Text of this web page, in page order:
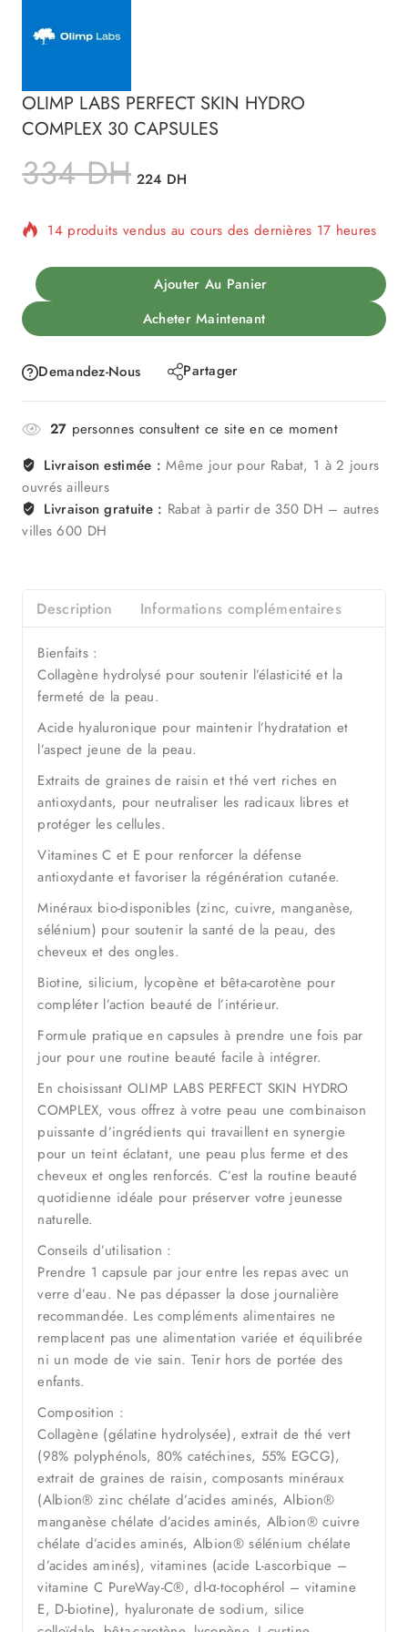
OLIMP LABS PERFECT SKIN HYDRO
COMPLEX 30 CAPSULES
334DH 224 DH
panier
Ajouter Au Panier
Acheter Maintenant
Demandez-Nous Partager
27 personnes consultent ce site en ce moment
Livraison estimée : Même jour pour Rabat, 1 à 2 jours
ouvrés ailleurs
Livraison gratuite : Rabat à partir de 350 DH – autres
villes 600 DH
Description Informations complémentaires
Bienfaits :
Collagène hydrolysé pour soutenir l’élasticité et la
fermeté de la peau.
Acide hyaluronique pour maintenir l’hydratation et
l’aspect jeune de la peau.
Extraits de graines de raisin et thé vert riches en
antioxydants, pour neutraliser les radicaux libres et
protéger les cellules.
Vitamines C et E pour renforcer la défense
antioxydante et favoriser la régénération cutanée.
Minéraux bio-disponibles (zinc, cuivre, manganèse,
sélénium) pour soutenir la santé de la peau, des
cheveux et des ongles.
Biotine, silicium, lycopène et bêta-carotène pour
compléter l’action beauté de l’intérieur.
Formule pratique en capsules à prendre une fois par
jour pour une routine beauté facile à intégrer.
En choisissant OLIMP LABS PERFECT SKIN HYDRO
COMPLEX, vous offrez à votre peau une combinaison
puissante d’ingrédients qui travaillent en synergie
pour un teint éclatant, une peau plus ferme et des
cheveux et ongles renforcés. C’est la routine beauté
quotidienne idéale pour préserver votre jeunesse
naturelle.
Conseils d’utilisation :
Prendre 1 capsule par jour entre les repas avec un
verre d’eau. Ne pas dépasser la dose journalière
recommandée. Les compléments alimentaires ne
remplacent pas une alimentation variée et équilibrée
ni un mode de vie sain. Tenir hors de portée des
enfants.
Composition :
Collagène (gélatine hydrolysée), extrait de thé vert
(98% polyphénols, 80% catéchines, 55% EGCG),
extrait de graines de raisin, composants minéraux
(Albion® zinc chélate d’acides aminés, Albion®
manganèse chélate d’acides aminés, Albion® cuivre
chélate d’acides aminés, Albion® sélénium chélate
d’acides aminés), vitamines (acide L-ascorbique –
vitamine C PureWay-C®, dl-α-tocophérol – vitamine
E, D-biotine), hyaluronate de sodium, silice